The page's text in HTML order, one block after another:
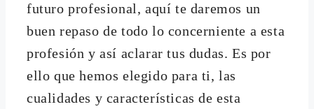
futuro profesional, aquí te daremos un
buen repaso de todo lo concerniente a esta
profesión y así aclarar tus dudas. Es por
ello que hemos elegido para ti, las
cualidades y características de esta